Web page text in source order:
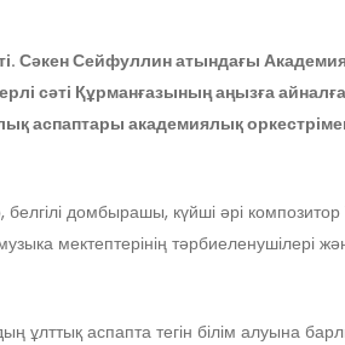
Сәкен Сейфуллин атындағы
сәті Құрманғазының аңызға
аспаптары академиялық
белгілі домбырашы, күйші әрі
мектептерінің тәрбиеленушілері
аспапта тегін білім алуына